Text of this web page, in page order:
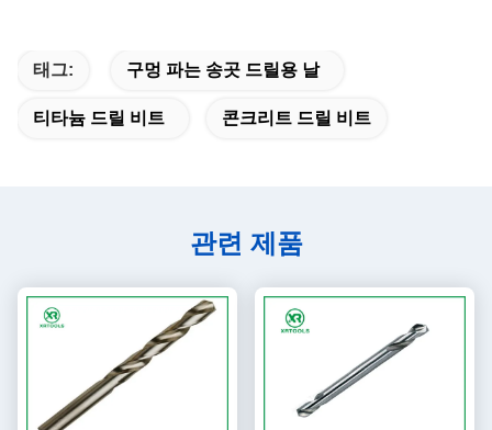
태그: 구멍 파는 송곳 드릴용 날
티타늄 드릴 비트 콘크리트 드릴 비트
관련 제품